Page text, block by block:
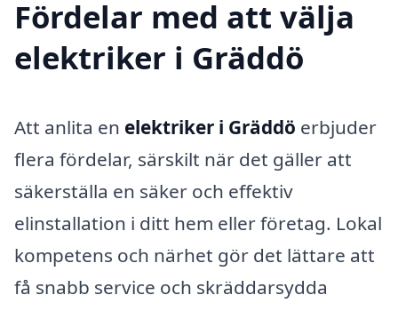
Fördelar med att välja
elektriker i Gräddö
Att anlita en elektriker i Gräddö erbjuder
flera fördelar, särskilt när det gäller att
säkerställa en säker och effektiv
elinstallation i ditt hem eller företag. Lokal
kompetens och närhet gör det lättare att
få snabb service och skräddarsydda